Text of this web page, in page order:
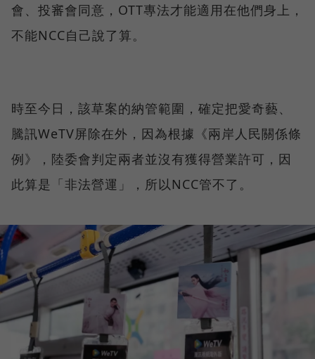
會、投審會同意，OTT專法才能適用在他們身上，
不能NCC自己說了算。
時至今日，該草案的納管範圍，確定把愛奇藝、
騰訊WeTV屏除在外，因為根據《兩岸人民關係條
例》，陸委會判定兩者並沒有獲得營業許可，因
此算是「非法營運」，所以NCC管不了。